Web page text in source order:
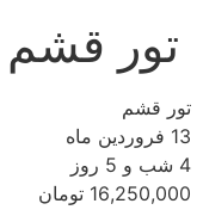
تور قشم
تور قشم
13 فروردین ماه
4 شب و 5 روز
16,250,000 تومان